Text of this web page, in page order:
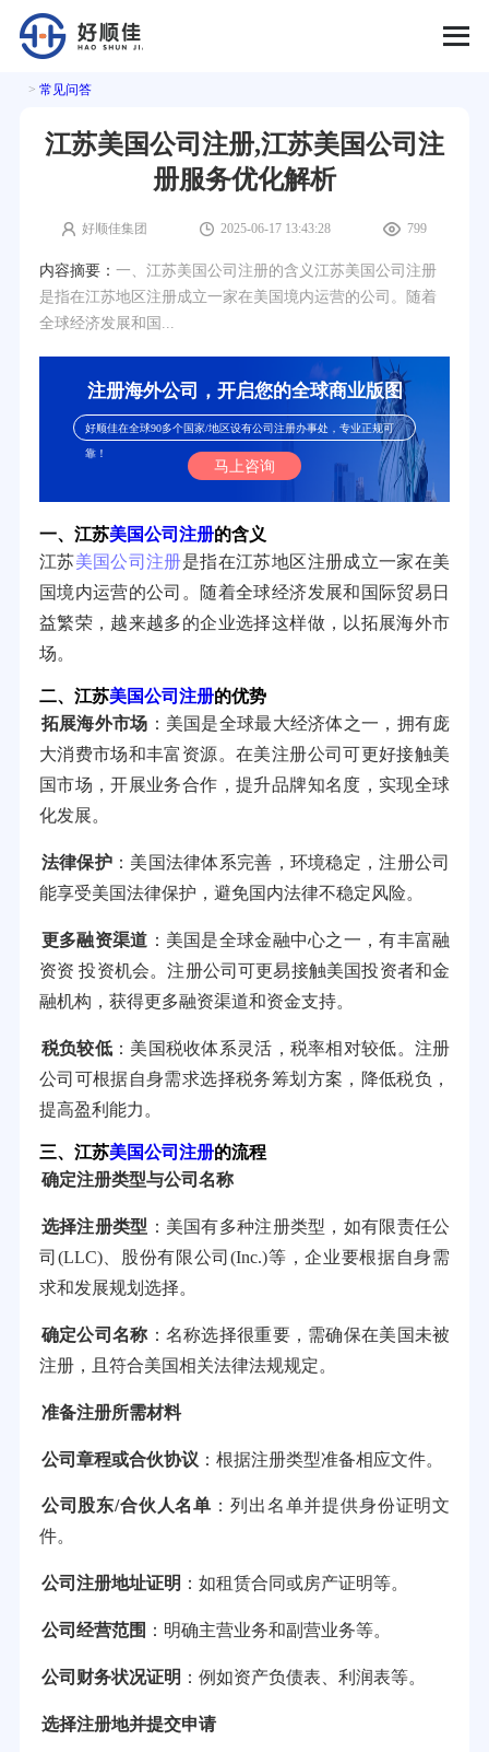
> 常见问答
江苏美国公司注册,江苏美国公司注
册服务优化解析
好顺佳集团 2025-06-17 13:43:28 799
内容摘要： 一、江苏美国公司注册的含义江苏美国公司注册
是指在江苏地区注册成立一家在美国境内运营的公司。随着
全球经济发展和国...
注册海外公司，开启您的全球商业版图
好顺佳在全球90多个国家/地区设有公司注册办事处，专业正规可
靠！
马上咨询
一、江苏美国公司注册的含义
江苏美国公司注册是指在江苏地区注册成立一家在美
国境内运营的公司。随着全球经济发展和国际贸易日
益繁荣，越来越多的企业选择这样做，以拓展海外市
场。
二、江苏美国公司注册的优势
拓展海外市场 ：美国是全球最大经济体之一，拥有庞
大消费市场和丰富资源。在美注册公司可更好接触美
国市场，开展业务合作，提升品牌知名度，实现全球
化发展。
法律保护：美国法律体系完善，环境稳定，注册公司
能享受美国法律保护，避免国内法律不稳定风险。
更多融资渠道 ：美国是全球金融中心之一，有丰富融
资资 投资机会。注册公司可更易接触美国投资者和金
融机构，获得更多融资渠道和资金支持。
税负较低：美国税收体系灵活，税率相对较低。注册
公司可根据自身需求选择税务筹划方案，降低税负，
提高盈利能力。
三、江苏美国公司注册的流程
确定注册类型与公司名称
选择注册类型 ：美国有多种注册类型，如有限责任公
司(LLC)、股份有限公司(Inc.)等，企业要根据自身需
求和发展规划选择。
确定公司名称 ：名称选择很重要，需确保在美国未被
注册，且符合美国相关法律法规规定。
准备注册所需材料
公司章程或合伙协议 ：根据注册类型准备相应文件。
公司股东/合伙人名单 ：列出名单并提供身份证明文
件。
公司注册地址证明 ：如租赁合同或房产证明等。
公司经营范围 ：明确主营业务和副营业务等。
公司财务状况证明 ：例如资产负债表、利润表等。
选择注册地并提交申请